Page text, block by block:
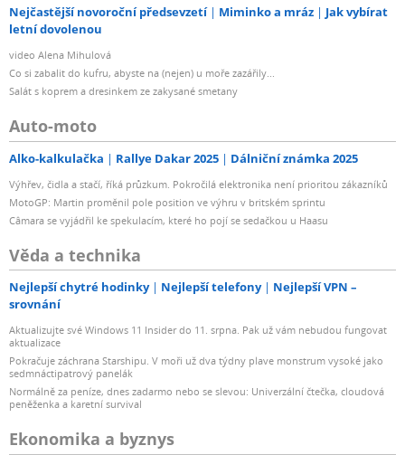
Nejčastější novoroční předsevzetí Miminko a mráz
Jak vybírat
letní dovolenou
video Alena Mihulová
Co si zabalit do kufru, abyste na (nejen) u moře zazářily...
Salát s koprem a dresinkem ze zakysané smetany
Auto-moto
Alko-kalkulačka Rallye Dakar 2025 Dálniční známka 2025
Výhřev, čidla a stačí, říká průzkum. Pokročilá elektronika není prioritou zákazníků
MotoGP: Martin proměnil pole position ve výhru v britském sprintu
Câmara se vyjádřil ke spekulacím, které ho pojí se sedačkou u Haasu
Věda a technika
Nejlepší chytré hodinky Nejlepší telefony
Nejlepší VPN –
srovnání
Aktualizujte své Windows 11 Insider do 11. srpna. Pak už vám nebudou fungovat
aktualizace
Pokračuje záchrana Starshipu. V moři už dva týdny plave monstrum vysoké jako
sedmnáctipatrový panelák
Normálně za peníze, dnes zadarmo nebo se slevou: Univerzální čtečka, cloudová
peněženka a karetní survival
Ekonomika a byznys